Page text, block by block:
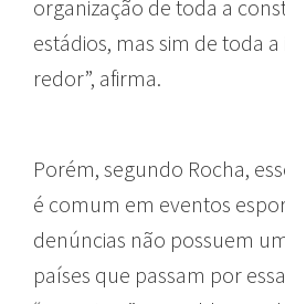
organização de toda a
estádios, mas sim de toda
redor”, afirma.
Porém, segundo Rocha,
é comum em eventos
denúncias não possuem
países que passam por